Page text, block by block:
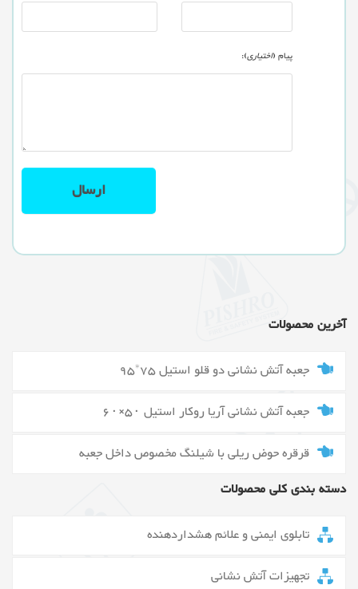
پیام (اختیاری):
آخرین محصولات
جعبه آتش نشانی دو قلو استیل 75*95
جعبه آتش نشانی آریا روکار استیل ۵۰×۶۰
قرقره حوض ریلی با شیلنگ مخصوص داخل جعبه
دسته بندی کلی محصولات
تابلوی ایمنی و علائم هشداردهنده
تجهیزات آتش نشانی